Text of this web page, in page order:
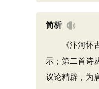
简析
《汴河怀古
示；第二首诗
议论精辟，为